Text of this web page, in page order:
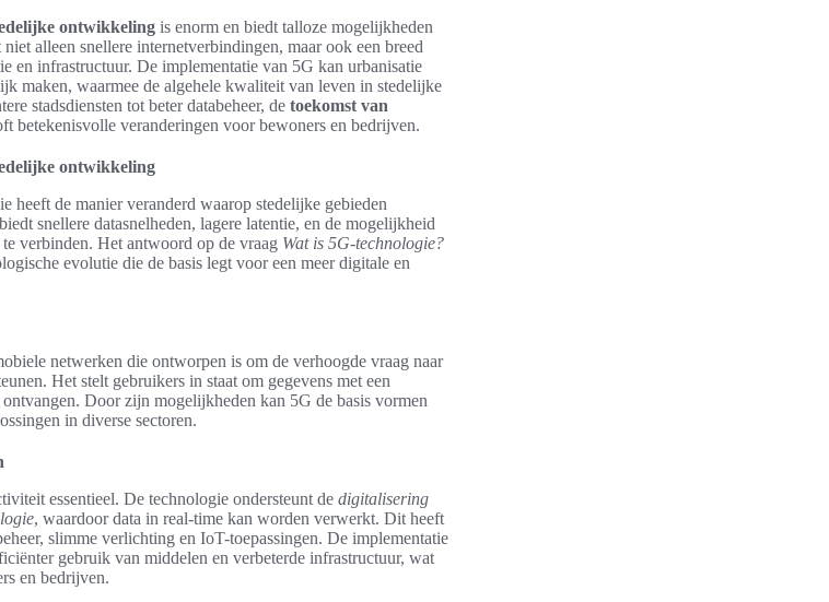
ontwikkeling is enorm en biedt talloze mogelijkheden
niet alleen snellere internetverbindingen, maar ook een breed
en infrastructuur. De implementatie van 5G kan urbanisatie
maken, waarmee de algehele kwaliteit van leven in stedelijke
stadsdiensten tot beter databeheer, de toekomst van
betekenisvolle veranderingen voor bewoners en bedrijven.
ontwikkeling
heeft de manier veranderd waarop stedelijke gebieden
snellere datasnelheden, lagere latentie, en de mogelijkheid
verbinden. Het antwoord op de vraag Wat is 5G-technologie?
evolutie die de basis legt voor een meer digitale en
netwerken die ontworpen is om de verhoogde vraag naar
Het stelt gebruikers in staat om gegevens met een
Door zijn mogelijkheden kan 5G de basis vormen
in diverse sectoren.
essentieel. De technologie ondersteunt de digitalisering
, waardoor data in real-time kan worden verwerkt. Dit heeft
slimme verlichting en IoT-toepassingen. De implementatie
gebruik van middelen en verbeterde infrastructuur, wat
en bedrijven.